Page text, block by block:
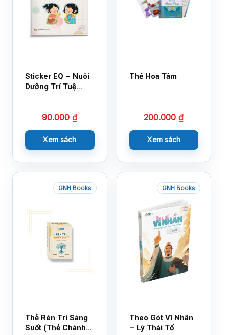
Sticker EQ – Nuôi
Dưỡng Trí Tuệ
Cùng 150 Sticker
90.000₫
Xem sách
Thẻ Hoa Tâm
200.000₫
Xem sách
GNH Books
Thẻ Rèn Trí Sáng
Suốt (Thẻ Chánh
GNH Books
Theo Gót Vĩ Nhân
– Lý Thái Tổ